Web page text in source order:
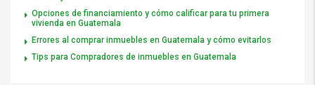
Opciones de financiamiento y cómo calificar para tu primera
vivienda en Guatemala
Errores al comprar inmuebles en Guatemala y cómo evitarlos
Tips para Compradores de inmuebles en Guatemala